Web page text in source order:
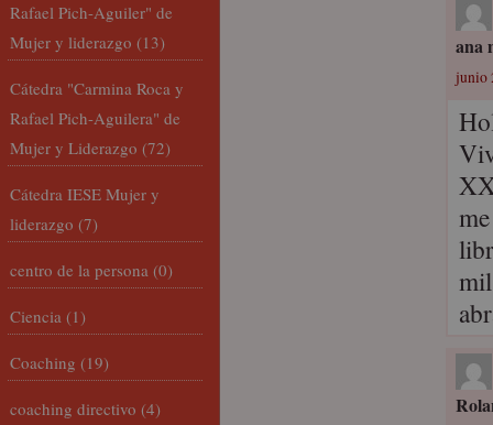
ana
junio
Rafael Pich-Aguiler" de
Mujer y liderazgo (13)
Cátedra "Carmina Roca y
Rafael Pich-Aguilera" de
Mujer y Liderazgo (72)
Cátedra IESE Mujer y
liderazgo (7)
centro de la persona (0)
Ciencia (1)
Coaching (19)
coaching directivo (4)